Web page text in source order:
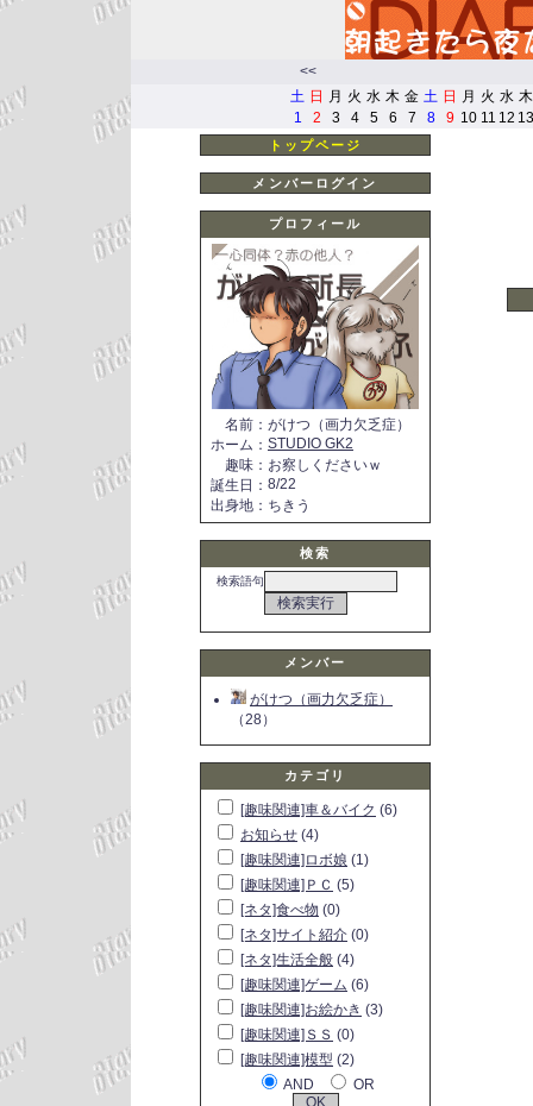
<<
土 日 月 火 水 木 金 土 日 月 火 水 木
1
2 3 4 5 6 7 8 9 10 11 12 13
トップページ
メンバーログイン
プロフィール
名前 ： がけつ（画力欠乏症）
ホーム ： STUDIO GK2
趣味 ： お察しくださいｗ
誕生日 ： 8/22
出身地 ： ちきう
検索
検索語句
メンバー
がけつ（画力欠乏症）
（28）
カテゴリ
[趣味関連]車＆バイク (6)
お知らせ (4)
[趣味関連]ロボ娘 (1)
[趣味関連]ＰＣ (5)
[ネタ]食べ物 (0)
[ネタ]サイト紹介 (0)
[ネタ]生活全般 (4)
[趣味関連]ゲーム (6)
[趣味関連]お絵かき (3)
[趣味関連]ＳＳ (0)
[趣味関連]模型 (2)
AND
OR